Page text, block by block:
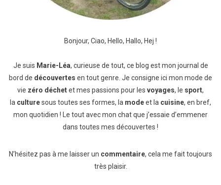
Bonjour, Ciao, Hello, Hallo, Hej !
Je suis Marie-Léa, curieuse de tout, ce blog est mon journal de
bord de découvertes en tout genre. Je consigne ici mon mode de
vie zéro déchetet mes passions pour les voyages, le sport,
la culturesous toutes ses formes, la modeet la cuisine, en bref,
mon quotidien ! Le tout avec mon chat que j’essaie d’emmener
dans toutes mes découvertes !
N’hésitez pas à me laisser un commentaire, cela me fait toujours
très plaisir.